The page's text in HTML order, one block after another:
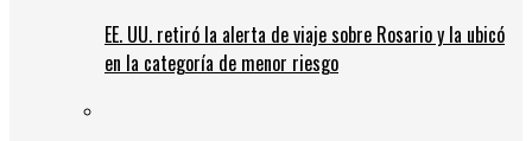
EE. UU. retiró la alerta de viaje sobre Rosario y la ubicó
en la categoría de menor riesgo